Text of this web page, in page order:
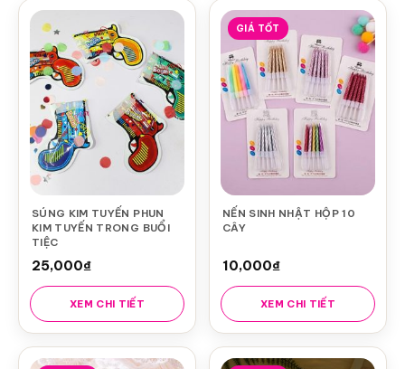
SÚNG KIM TUYẾN PHUN
KIM TUYẾN TRONG BUỔI
TIỆC
25,000₫
XEM CHI TIẾT
GIÁ TỐT
NẾN SINH NHẬT HỘP 10
CÂY
10,000₫
XEM CHI TIẾT